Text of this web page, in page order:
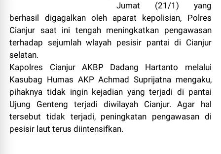
Jumat (21/1) yang
berhasil digagalkan oleh aparat kepolisian, Polres
Cianjur saat ini tengah meningkatkan pengawasan
terhadap sejumlah wlayah pesisir pantai di Cianjur
selatan.
Kapolres Cianjur AKBP Dadang Hartanto melalui
Kasubag Humas AKP Achmad Suprijatna mengaku,
pihaknya tidak ingin kejadian yang terjadi di pantai
Ujung Genteng terjadi diwilayah Cianjur. Agar hal
tersebut tidak terjadi, peningkatan pengawasan di
pesisir laut terus diintensifkan.